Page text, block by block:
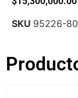
SKU 95226-